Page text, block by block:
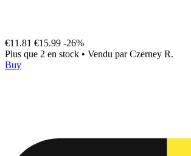
€11.81 €15.99 -26%
Plus que 2 en stock • Vendu parCzerney R.
Buy